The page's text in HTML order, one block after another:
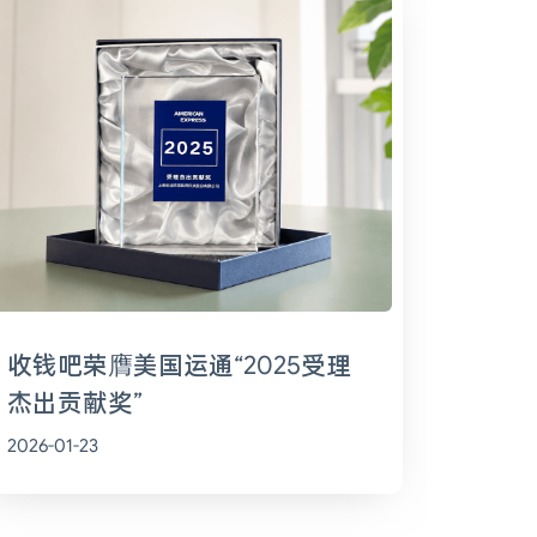
收钱吧荣膺美国运通“2025受理
杰出贡献奖”
2026-01-23